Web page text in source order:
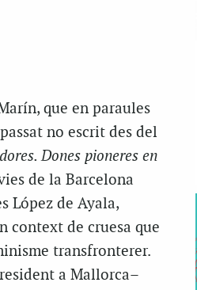
que en paraules
no escrit des del
Dones pioneres en
de la Barcelona
López de Ayala,
context de cruesa que
transfronterer.
a Mallorca–